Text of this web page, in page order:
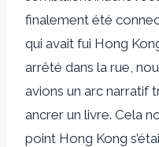
finalement été
qui avait fui Hong
arrêté dans la rue,
avions un arc narratif
ancrer un livre. Cela
point Hong Kong